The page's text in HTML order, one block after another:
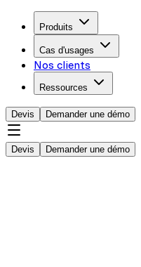
Produits
Cas d'usages
Nos clients
Ressources
Devis Demander une démo
Devis Demander une démo